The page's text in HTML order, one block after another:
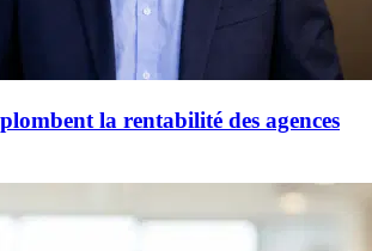
la rentabilité des agences